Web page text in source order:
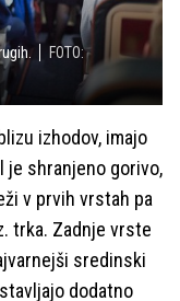
FOTO:
izhodov, imajo
je shranjeno gorivo,
v prvih vrstah pa
trka. Zadnje vrste
sredinski
dodatno